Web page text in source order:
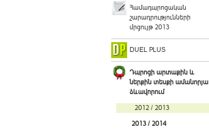
Համադպրոցական
շարադրությունների
մրցույթ 2013
DUEL PLUS
Դպրոցի արտաքին և
ներքին տեսքի ամանորյա
ձևավորում
2012 / 2013
2013 / 2014